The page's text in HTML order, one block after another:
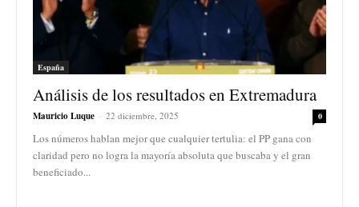
España
Análisis de los resultados en Extremadura
Mauricio Luque - 22 diciembre, 2025 0
Los números hablan mejor que cualquier tertulia: el PP gana con
claridad pero no logra la mayoría absoluta que buscaba y el gran
beneficiado...